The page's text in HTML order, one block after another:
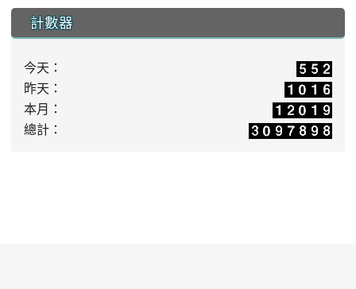
計數器
今天：
昨天：
本月：
總計：